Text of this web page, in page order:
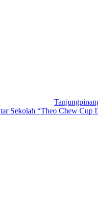
Sekolah “Theo Chew Cup